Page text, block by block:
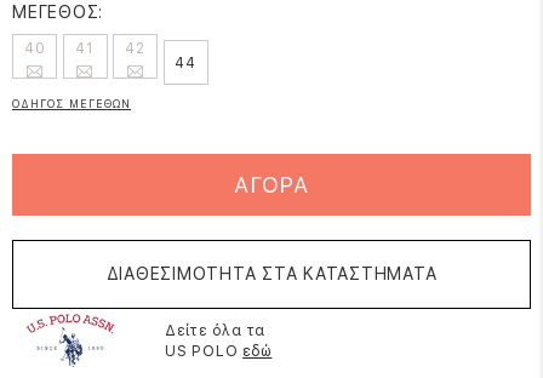
ΜΕΓΕΘΟΣ:
40 41
42
44
ΟΔΗΓΟΣ ΜΕΓΕΘΩΝ
ΑΓΟΡΑ
ΔΙΑΘΕΣΙΜΟΤΗΤΑ ΣΤΑ ΚΑΤΑΣΤΗΜΑΤΑ
Δείτε όλα τα
US POLO εδώ